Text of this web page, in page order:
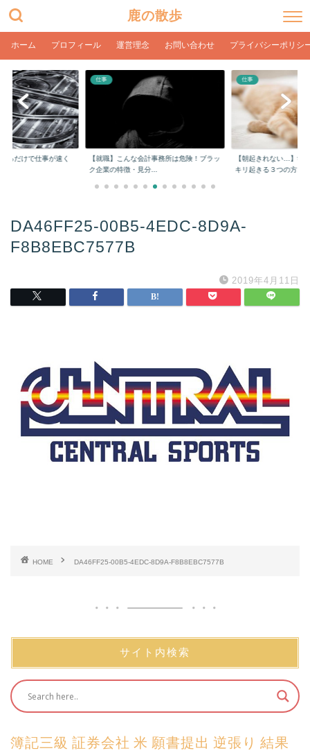
鹿の散歩
ホーム プロフィール 運営理念 お問い合わせ プライバシーポリシ
るだけで仕事が速く
仕事
【就職】こんな会計事務所は危険！ブラッ
ク企業の特徴・見分...
仕事
【朝起きれない…】学
キリ起きる３つの方...
DA46FF25-00B5-4EDC-8D9A-
F8B8EBC7577B
2019年4月11日
HOME DA46FF25-00B5-4EDC-8D9A-F8B8EBC7577B
サイト内検索
簿記三級 証券会社 米 願書提出 逆張り 結果